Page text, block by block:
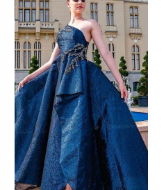
PRODUCTO
TIENE
MÚLTIPLES
VARIANTES.
LAS
OPCIONES
SE
PUEDEN
ELEGIR
EN
LA